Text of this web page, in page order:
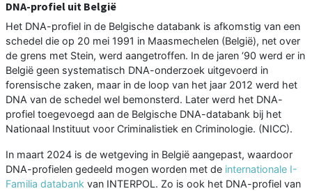
DNA-profiel uit België
Het DNA-profiel in de Belgische databank is afkomstig van een
schedel die op 20 mei 1991 in Maasmechelen (België), net over
de grens met Stein, werd aangetroffen. In de jaren ‘90 werd er in
België geen systematisch DNA-onderzoek uitgevoerd in
forensische zaken, maar in de loop van het jaar 2012 werd het
DNA van de schedel wel bemonsterd. Later werd het DNA-
profiel toegevoegd aan de Belgische DNA-databank bij het
Nationaal Instituut voor Criminalistiek en Criminologie. (NICC).
In maart 2024 is de wetgeving in België aangepast, waardoor
DNA-profielen gedeeld mogen worden met de internationale I-
Familia databank van INTERPOL. Zo is ook het DNA-profiel van